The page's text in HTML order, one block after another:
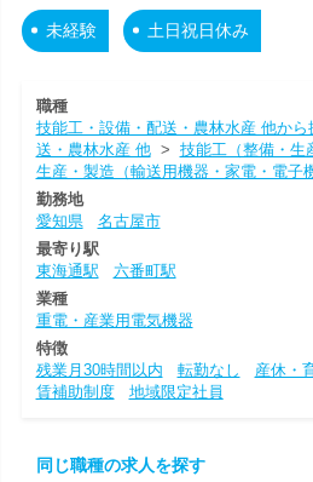
未経験 土日祝日休み
職種
技能工・設備・配送・農林水産 他から
送・農林水産 他> 技能工（整備・生
生産・製造（輸送用機器・家電・電子
勤務地
愛知県
名古屋市
最寄り駅
東海通駅
六番町駅
業種
重電・産業用電気機器
特徴
残業月30時間以内
転勤なし 産休・
賃補助制度
地域限定社員
同じ職種の求人を探す